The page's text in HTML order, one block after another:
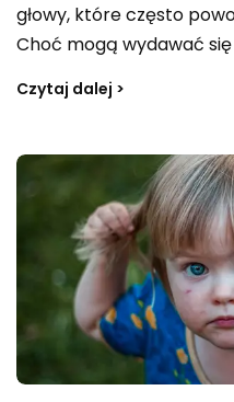
głowy, które często
Choć mogą wydawać
czym dokładnie jest
szamponom i
objawów. Wszystko po
powszechny problem
odpowiednie sposoby
Czytaj dalej >